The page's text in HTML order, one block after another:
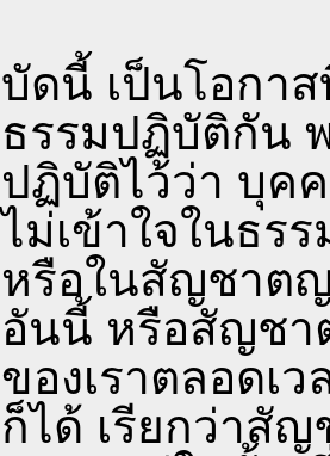
บัดนี้ เป็นโอกา
ธรรมปฏิบัติกัน
ปฏิบัติไว้ว่า บุค
ไม่เข้าใจในธร
หรือในสัญชาต
อันนี้ หรือสัญช
ของเราตลอดเ
ก็ได้ เรียกว่าสั